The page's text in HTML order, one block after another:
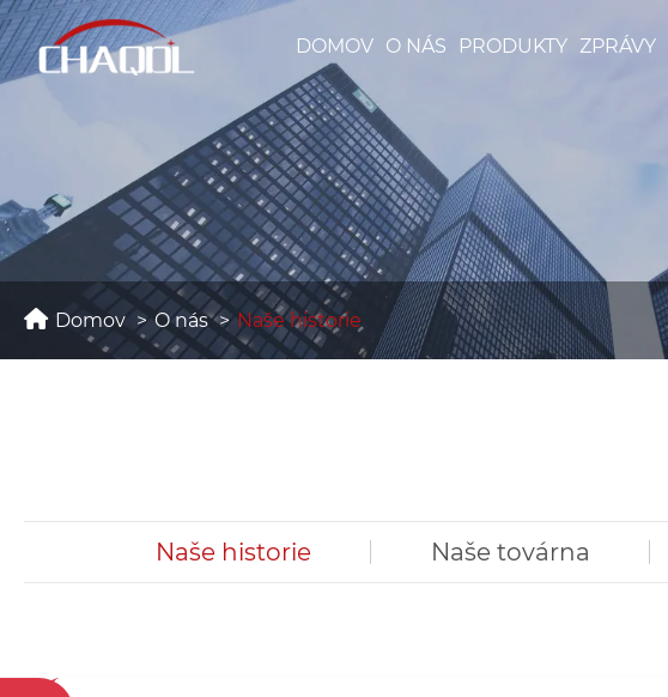
DOMOV O NÁS PRODUKTY ZPRÁVY
Domov O nás Naše historie
Naše historie Naše továrna